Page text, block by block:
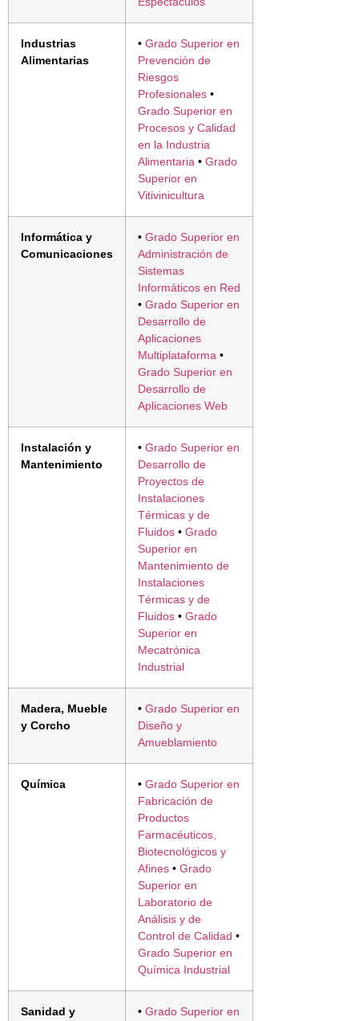
Industrias
Alimentarias
• Grado Superior en
Prevención de
Riesgos
Profesionales •
Grado Superior en
Procesos y Calidad
en la Industria
Alimentaria • Grado
Superior en
Vitivinicultura
Informática y
Comunicaciones
• Grado Superior en
Administración de
Sistemas
Informáticos en Red
• Grado Superior en
Desarrollo de
Aplicaciones
Multiplataforma •
Grado Superior en
Desarrollo de
Aplicaciones Web
Instalación y
Mantenimiento
• Grado Superior en
Desarrollo de
Proyectos de
Instalaciones
Térmicas y de
Fluidos • Grado
Superior en
Mantenimiento de
Instalaciones
Térmicas y de
Fluidos • Grado
Superior en
Mecatrónica
Industrial
Madera, Mueble
y Corcho
• Grado Superior en
Diseño y
Amueblamiento
Química • Grado Superior en
Fabricación de
Productos
Farmacéuticos,
Biotecnológicos y
Afines • Grado
Superior en
Laboratorio de
Análisis y de
Control de Calidad •
Grado Superior en
Química Industrial
Sanidad y
• Grado Superior en